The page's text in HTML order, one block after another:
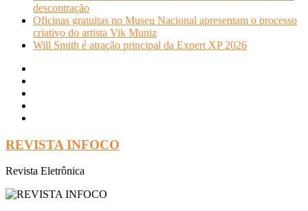
descontração
Oficinas gratuitas no Museu Nacional apresentam o processo
criativo do artista Vik Muniz
Will Smith é atração principal da Expert XP 2026
REVISTA INFOCO
Revista Eletrônica